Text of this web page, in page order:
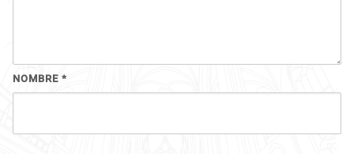
NOMBRE *